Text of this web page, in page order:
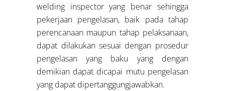
welding inspector yang benar sehingga
pekerjaan pengelasan, baik pada tahap
perencanaan maupun tahap pelaksanaan,
dapat dilakukan sesuai dengan prosedur
pengelasan yang baku yang dengan
demikian dapat dicapai mutu pengelasan
yang dapat dipertanggungjawabkan.